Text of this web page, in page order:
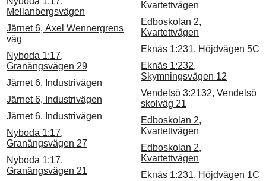
Mellanbergsvägen
Järnet 6, Axel Wennergrens
väg
Nyboda 1:17,
Granängsvägen 29
Järnet 6, Industrivägen
Järnet 6, Industrivägen
Järnet 6, Industrivägen
Nyboda 1:17,
Granängsvägen 27
Nyboda 1:17,
Granängsvägen 21
Kvartettvägen
Edboskolan 2,
Kvartettvägen
Eknäs 1:231, Höjdvägen 5C
Eknäs 1:232,
Skymningsvägen 12
Vendelsö 3:2132, Vendelsö
skolväg 21
Edboskolan 2,
Kvartettvägen
Edboskolan 2,
Kvartettvägen
Eknäs 1:231, Höjdvägen 1C